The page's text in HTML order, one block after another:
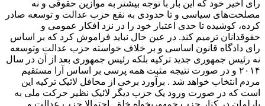
رای اخیر خود که این بار با توجه بیشتر به موازین حقوقی و نه
مصلحت‌های سیاسی و تا حدودی به نفع حزب عدالت و توسعه صادر
کرده، کوشیده تا حدی اعتبار خود را در نزد افکار عمومی و
حقوقدانان ترمیم کند. در عین حال نباید فراموش کرد که بر اساس
رای دادگاه قانون اساسی و بر خلاف خواسته حزب عدالت وتوسعه
نه رئیس جمهوری جدید ترکیه بلکه رئیس جمهوری بعد از آن در سال
۲۰۱۴ و در صورت نتیجه مثبت همه پرسی بر اساس آرا مستقیم
مردم انتخاب خواهد شد . برآورد برخی از محافل لائیک ترکیه این
است که در صورت ورود یک حزب دیگر لائیک نظیر حرکت ملی به